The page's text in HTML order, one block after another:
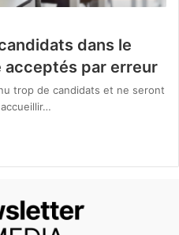
dans le
acceptés par erreur
trop de candidats et ne seront